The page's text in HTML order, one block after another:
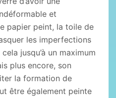
et
papier peint, la toile de
les imperfections
jusqu’à un maximum
plus encore, son
la formation de
être également peinte